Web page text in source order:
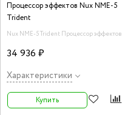
Процессор эффектов Nux NME-5
Trident
Nux NME-5 Trident Процессор эффектов
34 936 ₽
Характеристики
Купить